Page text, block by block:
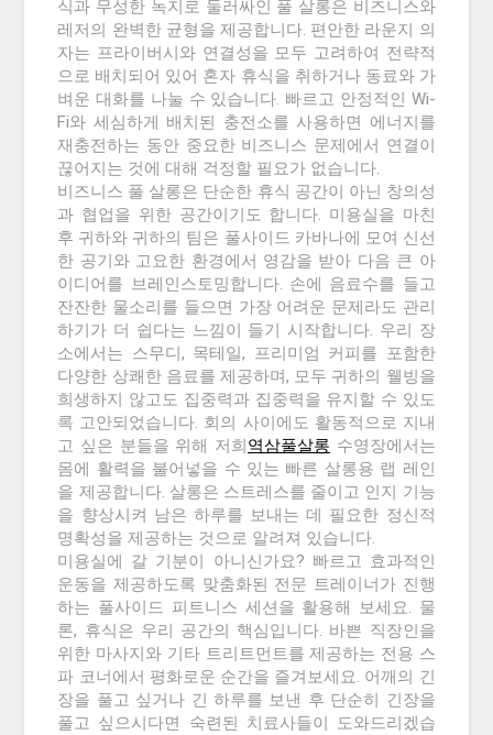
식과 무성한 녹지로 둘러싸인 풀 살롱은 비즈니스와
레저의 완벽한 균형을 제공합니다. 편안한 라운지 의
자는 프라이버시와 연결성을 모두 고려하여 전략적
으로 배치되어 있어 혼자 휴식을 취하거나 동료와 가
벼운 대화를 나눌 수 있습니다. 빠르고 안정적인 Wi-
Fi와 세심하게 배치된 충전소를 사용하면 에너지를
재충전하는 동안 중요한 비즈니스 문제에서 연결이
끊어지는 것에 대해 걱정할 필요가 없습니다.
비즈니스 풀 살롱은 단순한 휴식 공간이 아닌 창의성
과 협업을 위한 공간이기도 합니다. 미용실을 마친
후 귀하와 귀하의 팀은 풀사이드 카바나에 모여 신선
한 공기와 고요한 환경에서 영감을 받아 다음 큰 아
이디어를 브레인스토밍합니다. 손에 음료수를 들고
잔잔한 물소리를 들으면 가장 어려운 문제라도 관리
하기가 더 쉽다는 느낌이 들기 시작합니다. 우리 장
소에서는 스무디, 목테일, 프리미엄 커피를 포함한
다양한 상쾌한 음료를 제공하며, 모두 귀하의 웰빙을
희생하지 않고도 집중력과 집중력을 유지할 수 있도
록 고안되었습니다. 회의 사이에도 활동적으로 지내
고 싶은 분들을 위해 저희역삼풀살롱 수영장에서는
몸에 활력을 불어넣을 수 있는 빠른 살롱용 랩 레인
을 제공합니다. 살롱은 스트레스를 줄이고 인지 기능
을 향상시켜 남은 하루를 보내는 데 필요한 정신적
명확성을 제공하는 것으로 알려져 있습니다.
미용실에 갈 기분이 아니신가요? 빠르고 효과적인
운동을 제공하도록 맞춤화된 전문 트레이너가 진행
하는 풀사이드 피트니스 세션을 활용해 보세요. 물
론, 휴식은 우리 공간의 핵심입니다. 바쁜 직장인을
위한 마사지와 기타 트리트먼트를 제공하는 전용 스
파 코너에서 평화로운 순간을 즐겨보세요. 어깨의 긴
장을 풀고 싶거나 긴 하루를 보낸 후 단순히 긴장을
풀고 싶으시다면 숙련된 치료사들이 도와드리겠습